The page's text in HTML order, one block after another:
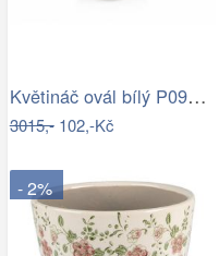
Květináč ovál bílý P0990/2
3015,-102,-Kč
- 2%